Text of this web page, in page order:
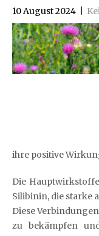
10 August 2024
ihre positive
Die
Silibinin, die starke
Diese
zu bekämpfen